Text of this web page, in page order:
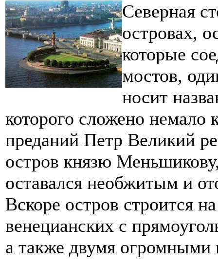
Северная
островах,
которые
мостов,
носит
которого сложено немало
преданий Петр Великий
остров князю
оставался необжитым и
Вскоре остров строится
венецианских с
а также двумя